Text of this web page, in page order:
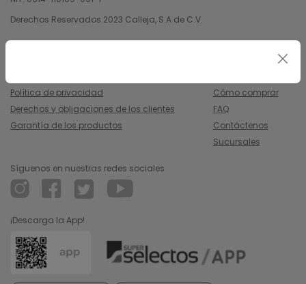
Derechos Reservados 2023 Calleja, S.A de C.V.
Política de privacidad
Derechos y obligaciones de los clientes
Garantía de los productos
Cómo comprar
FAQ
Contáctenos
Sucursales
Síguenos en nuestras redes sociales
¡Descarga la App!